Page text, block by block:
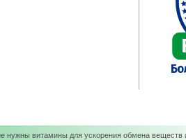
нужны витамины для ускорения обмена веществ